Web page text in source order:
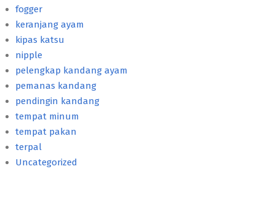
fogger
keranjang ayam
kipas katsu
nipple
pelengkap kandang ayam
pemanas kandang
pendingin kandang
tempat minum
tempat pakan
terpal
Uncategorized